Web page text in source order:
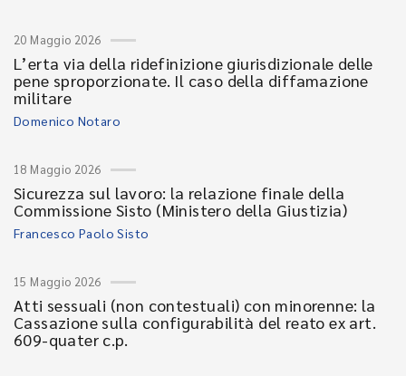
20 Maggio 2026
L’erta via della ridefinizione giurisdizionale delle
pene sproporzionate. Il caso della diffamazione
militare
Domenico Notaro
18 Maggio 2026
Sicurezza sul lavoro: la relazione finale della
Commissione Sisto (Ministero della Giustizia)
Francesco Paolo Sisto
15 Maggio 2026
Atti sessuali (non contestuali) con minorenne: la
Cassazione sulla configurabilità del reato ex art.
609-quater c.p.